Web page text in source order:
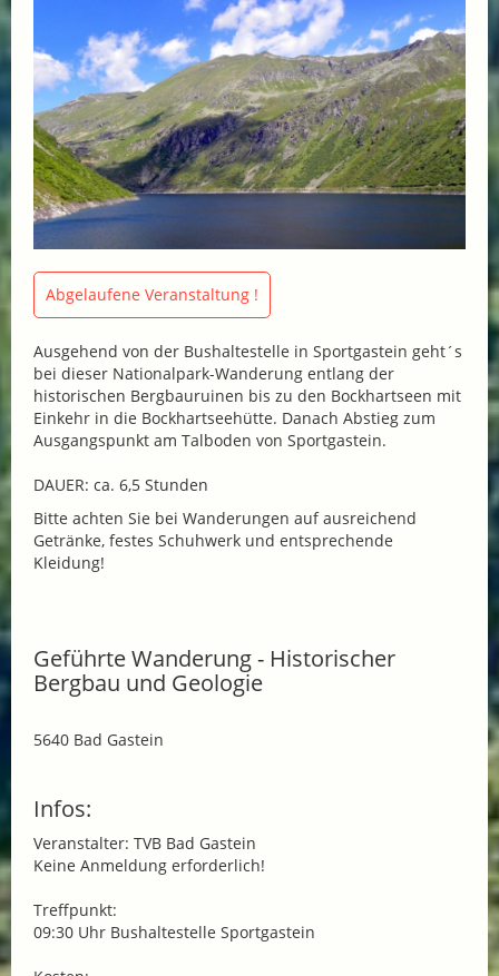
Abgelaufene Veranstaltung !
Ausgehend von der Bushaltestelle in Sportgastein geht´s
bei dieser Nationalpark-Wanderung entlang der
historischen Bergbauruinen bis zu den Bockhartseen mit
Einkehr in die Bockhartseehütte. Danach Abstieg zum
Ausgangspunkt am Talboden von Sportgastein.
DAUER: ca. 6,5 Stunden
Bitte achten Sie bei Wanderungen auf ausreichend
Getränke, festes Schuhwerk und entsprechende
Kleidung!
Geführte Wanderung - Historischer
Bergbau und Geologie
5640 Bad Gastein
Infos:
Veranstalter: TVB Bad Gastein
Keine Anmeldung erforderlich!
Treffpunkt:
09:30 Uhr Bushaltestelle Sportgastein